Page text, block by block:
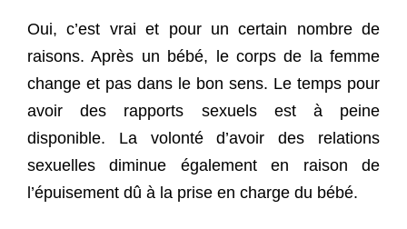
Oui, c’est vrai et pour un certain nombre de
raisons. Après un bébé, le corps de la femme
change et pas dans le bon sens. Le temps pour
avoir des rapports sexuels est à peine
disponible. La volonté d’avoir des relations
sexuelles diminue également en raison de
l’épuisement dû à la prise en charge du bébé.